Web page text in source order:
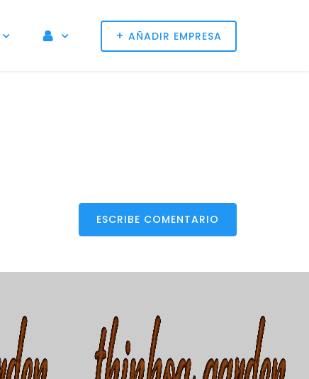
+ AÑADIR EMPRESA
ESCRIBE COMENTARIO